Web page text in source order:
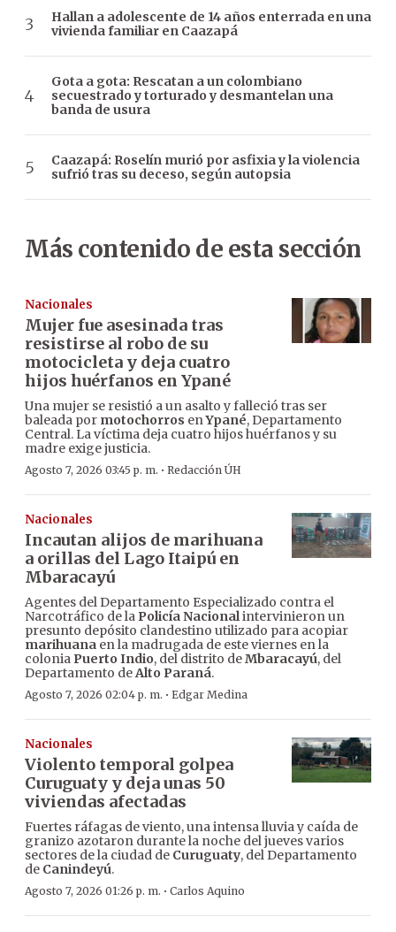
Hallan a adolescente de 14 años enterrada en una
vivienda familiar en Caazapá
Gota a gota: Rescatan a un colombiano
secuestrado y torturado y desmantelan una
banda de usura
Caazapá: Roselín murió por asfixia y la violencia
sufrió tras su deceso, según autopsia
Más contenido de esta sección
Nacionales
Mujer fue asesinada tras
resistirse al robo de su
motocicleta y deja cuatro
hijos huérfanos en Ypané
Una mujer se resistió a un asalto y falleció tras ser
baleada por motochorros enYpané, Departamento
Central. La víctima deja cuatro hijos huérfanos y su
madre exige justicia.
Agosto 7, 2026 03:45 p. m. · Redacción ÚH
Nacionales
Incautan alijos de marihuana
a orillas del Lago Itaipú en
Mbaracayú
Agentes del Departamento Especializado contra el
Narcotráfico de la Policía Nacionalintervinieron un
presunto depósito clandestino utilizado para acopiar
marihuana en la madrugada de este viernes en la
colonia Puerto Indio, del distrito deMbaracayú, del
Departamento deAlto Paraná.
Agosto 7, 2026 02:04 p. m. · Edgar Medina
Nacionales
Violento temporal golpea
Curuguaty y deja unas 50
viviendas afectadas
Fuertes ráfagas de viento, una intensa lluvia y caída de
granizo azotaron durante la noche del jueves varios
sectores de la ciudad de Curuguaty, del Departamento
de Canindeyú.
Agosto 7, 2026 01:26 p. m. · Carlos Aquino